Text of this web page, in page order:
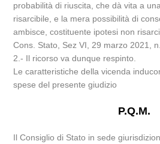
probabilità di riuscita, che dà vita a
risarcibile, e la mera possibilità di
ambisce, costituente ipotesi non
Cons. Stato, Sez VI, 29 marzo 2021,
2.- Il ricorso va dunque respinto.
Le caratteristiche della vicenda
spese del presente giudizio
P.Q.M.
Il Consiglio di Stato in sede